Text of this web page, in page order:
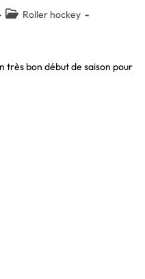
Post Roller hockey
très bon début de saison pour